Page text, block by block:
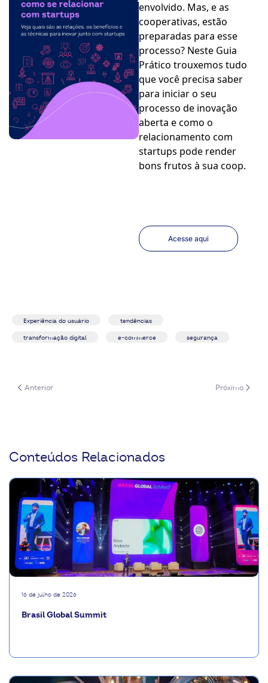
envolvido. Mas, e as
cooperativas, estão
preparadas para esse
processo? Neste Guia
Prático trouxemos tudo
que você precisa saber
para iniciar o seu
processo de inovação
aberta e como o
relacionamento com
startups pode render
bons frutos à sua coop.
Acesse aqui
Experiência do usuário tendências
transformação digital e-commerce segurança
Artigo anterior: Guia Prático ISO 56002: Diretrizes para gestão da
Anterior Próximo
Próximo
Conteúdos Relacionados
16 de julho de 2026
Brasil Global Summit